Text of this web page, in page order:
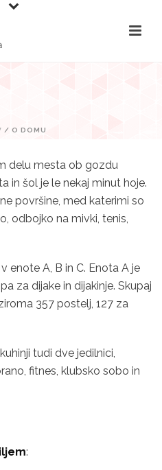
/ O DOMU
delu mesta ob gozdu
in šol je le nekaj minut hoje.
površine, med katerimi so
odbojko na mivki, tenis,
enote A, B in C. Enota A je
za dijake in dijakinje. Skupaj
357 postelj, 127 za
tudi dve jedilnici,
fitnes, klubsko sobo in
: